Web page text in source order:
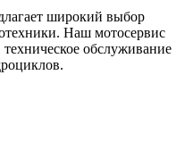
широкий выбор
Наш мотосервис
техническое обслуживание